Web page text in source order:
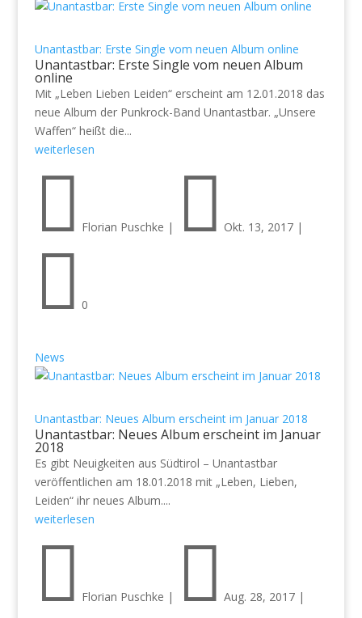
Unantastbar: Erste Single vom neuen Album online
Unantastbar: Erste Single vom neuen Album
online
Mit „Leben Lieben Leiden“ erscheint am 12.01.2018 das
neue Album der Punkrock-Band Unantastbar. „Unsere
Waffen“ heißt die...
weiterlesen
 Florian Puschke |  Okt. 13, 2017|
 0
News
Unantastbar: Neues Album erscheint im Januar 2018
Unantastbar: Neues Album erscheint im Januar
2018
Es gibt Neuigkeiten aus Südtirol – Unantastbar
veröffentlichen am 18.01.2018 mit „Leben, Lieben,
Leiden“ ihr neues Album....
weiterlesen
 Florian Puschke |  Aug. 28, 2017|